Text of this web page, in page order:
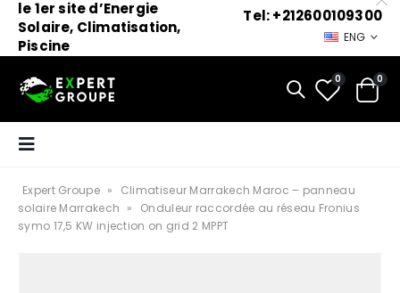
le 1er site d’Energie
Solaire, Climatisation,
Piscine
Tel: +212600109300
ENG
0 0
Expert Groupe »
Climatiseur Marrakech Maroc – panneau
solaire Marrakech »
Onduleur raccordée au réseau Fronius
symo 17,5 KW injection on grid 2 MPPT